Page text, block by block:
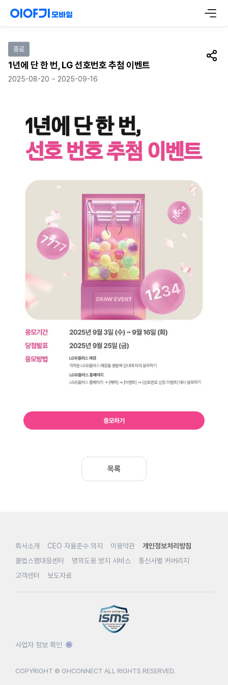
종료
1년에 단 한 번, LG 선호번호 추첨 이벤트 공유
2025-08-20 ~ 2025-09-16
1년에 단 한 번, 선호번호 추천 이벤트 응모기간 : 2025년 9월 3일 (
목록
회사소개 CEO 자율준수 의지 이용약관
개인정보처리방침
불법스팸대응센터
명의도용 방지 서비스
통신사별 커버리지
고객센터
보도자료
사업자 정보 확인
COPYRIGHT © GHCONNECT ALL RIGHTS RESERVED.